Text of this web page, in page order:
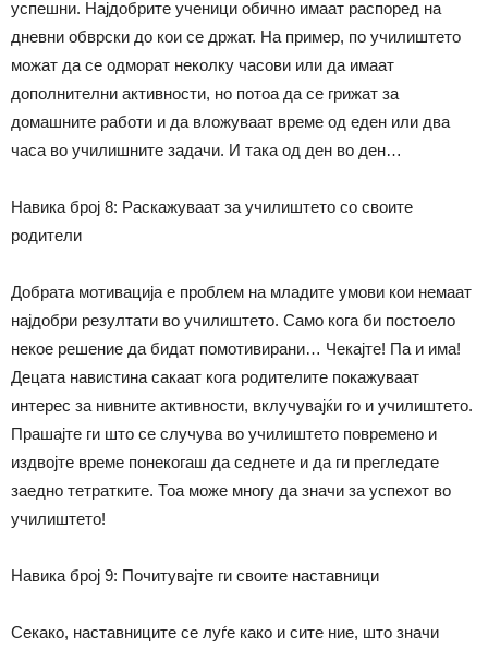
успешни. Најдобрите ученици обично имаат распоред на
дневни обврски до кои се држат. На пример, по училиштето
можат да се одморат неколку часови или да имаат
дополнителни активности, но потоа да се грижат за
домашните работи и да вложуваат време од еден или два
часа во училишните задачи. И така од ден во ден…
Навика број 8: Раскажуваат за училиштето со своите
родители
Добрата мотивација е проблем на младите умови кои немаат
најдобри резултати во училиштето. Само кога би постоело
некое решение да бидат помотивирани… Чекајте! Па и има!
Децата навистина сакаат кога родителите покажуваат
интерес за нивните активности, вклучувајќи го и училиштето.
Прашајте ги што се случува во училиштето повремено и
издвојте време понекогаш да седнете и да ги прегледате
заедно тетратките. Тоа може многу да значи за успехот во
училиштето!
Навика број 9: Почитувајте ги своите наставници
Секако, наставниците се луѓе како и сите ние, што значи